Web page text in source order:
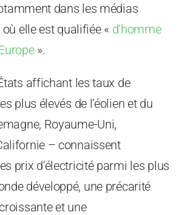
dans les médias
elle est qualifiée « d’homme
».
affichant les taux de
plus élevés de l’éolien et du
Royaume-Uni,
– connaissent
prix d’électricité parmi les plus
développé, une précarité
et une